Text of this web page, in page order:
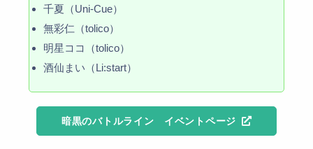
千夏（Uni-Cue）
無彩仁（tolico）
明星ココ（tolico）
酒仙まい（Li:start）
暗黒のバトルライン イベントページ